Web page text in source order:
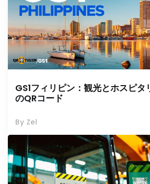
GS1フィリピン：観光とホスピタ
のQRコード
By Zel